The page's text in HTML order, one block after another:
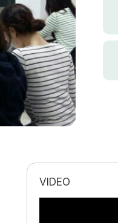
VIDEO